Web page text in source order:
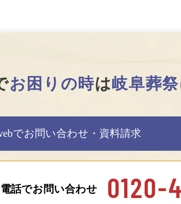
お困りの時は岐阜葬祭
でお問い合わせ・資料請求
電話でお問い合わせ 0120-